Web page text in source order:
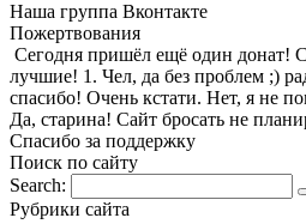
Наша группа Вконтакте
Пожертвования
Сегодня пришёл ещё один донат!
лучшие! 1. Чел, да без проблем ;)
спасибо! Очень кстати. Нет, я не
Да, старина! Сайт бросать не
Спасибо за поддержку
Поиск по сайту
Search:
Рубрики сайта